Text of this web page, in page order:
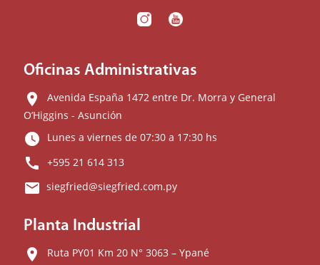
Oficinas Administrativas
location_on
Avenida España 1472 entre Dr. Morra y General
O’Higgins - Asunción
watch_later Lunes a viernes de 07:30 a 17:30 hs
call +595 21 614 313
email siegfried@siegfried.com.py
Planta Industrial
location_on Ruta PY01 Km 20 N° 3063 – Ypané